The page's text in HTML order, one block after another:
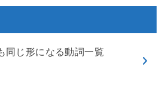
同じ形になる動詞一覧